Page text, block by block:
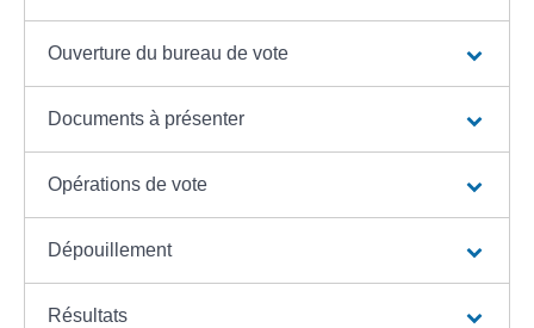
Ouverture du bureau de vote
Documents à présenter
Opérations de vote
Dépouillement
Résultats